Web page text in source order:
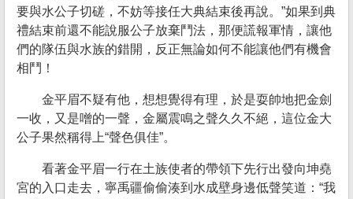
要與水公子切磋，不妨等接任大典結束後再說。”如果到典
禮結束前還不能說服公子放棄鬥法，那便謊報軍情，讓他
們的隊伍與水族的錯開，反正無論如何不能讓他們有機會
相鬥！
金平眉不疑有他，想想覺得有理，於是耍帥地把金劍
一收，又是噌的一聲，金屬震鳴之聲久久不絕，這位金大
公子果然稱得上“聲色俱佳”。
看著金平眉一行在土族使者的帶領下先行出發向坤堯
宮的入口走去，寧禹疆偷偷湊到水成壁身邊低聲笑道：“我